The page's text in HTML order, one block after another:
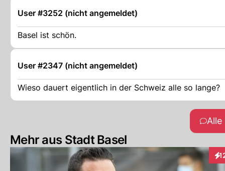
User #3252 (nicht angemeldet)
Basel ist schön.
User #2347 (nicht angemeldet)
Wieso dauert eigentlich in der Schweiz alle so lange?
Mehr aus Stadt Basel